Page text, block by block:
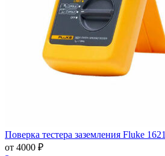
Поверка тестера заземления Fluke 1621
от 4000 ₽